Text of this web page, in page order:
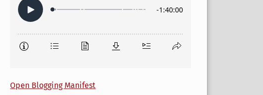
Open Blogging Manifest